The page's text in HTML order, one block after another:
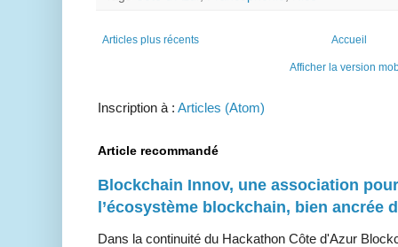
Articles plus récents Accueil
Afficher la version
Inscription à : Articles (Atom)
Article recommandé
Blockchain Innov, une association
l’écosystème blockchain, bien ancrée
Dans la continuité du Hackathon Côte d'Azur